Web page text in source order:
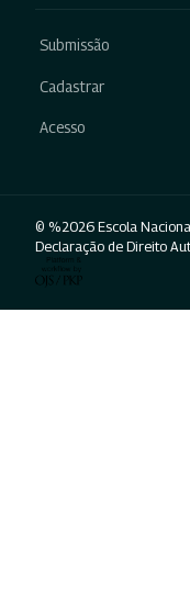
Submissão
Cadastrar
Acesso
© %2026 Escola
Declaração de Direito